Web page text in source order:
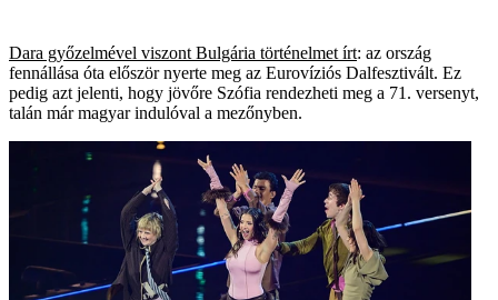
Dara győzelmével viszont Bulgária történelmet írt: az ország
fennállása óta először nyerte meg az Eurovíziós Dalfesztivált. Ez
pedig azt jelenti, hogy jövőre Szófia rendezheti meg a 71. versenyt,
talán már magyar indulóval a mezőnyben.